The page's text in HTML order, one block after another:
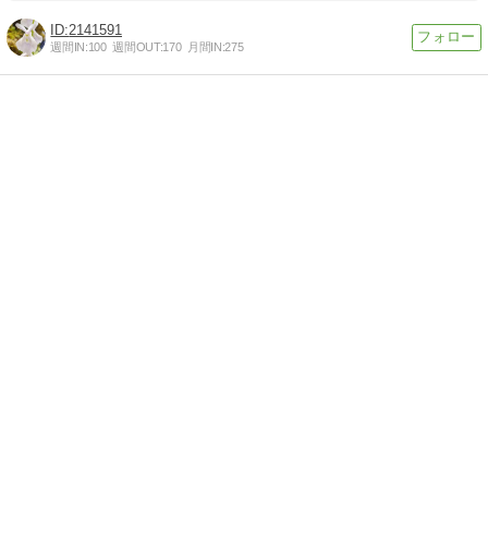
2141591
週間IN:100 週間OUT:170 月間IN:275